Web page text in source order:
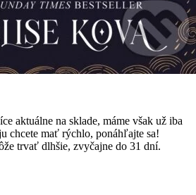
aktuálne na sklade, máme však už iba
chcete mať rýchlo, ponáhľajte sa!
trvať dlhšie, zvyčajne do 31 dní.